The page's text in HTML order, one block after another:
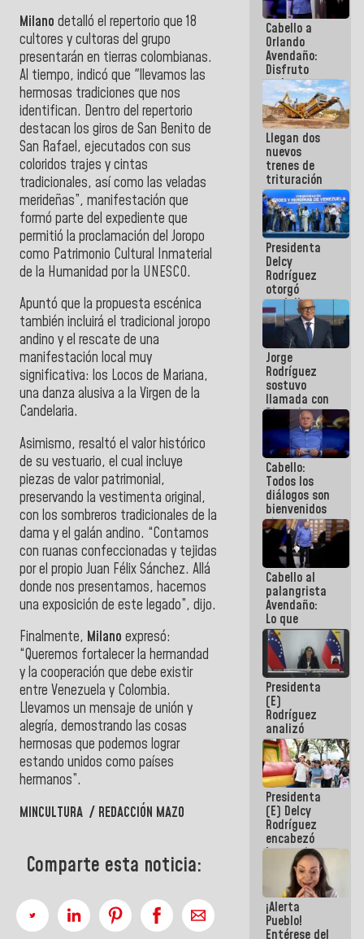
Milano detalló el repertorio que 18
cultores y cultoras del grupo
presentarán en tierras colombianas.
Al tiempo, indicó que "llevamos las
hermosas tradiciones que nos
identifican. Dentro del repertorio
destacan los giros de San Benito de
San Rafael, ejecutados con sus
coloridos trajes y cintas
tradicionales, así como las veladas
merideñas”, manifestación que
formó parte del expediente que
permitió la proclamación del Joropo
como Patrimonio Cultural Inmaterial
de la Humanidad por la UNESCO.
‎Apuntó que la propuesta escénica
también incluirá el tradicional joropo
andino y el rescate de una
manifestación local muy
significativa: los Locos de Mariana,
una danza alusiva a la Virgen de la
Candelaria.
‎Asimismo, resaltó el valor histórico
de su vestuario, el cual incluye
piezas de valor patrimonial,
preservando la vestimenta original,
con los sombreros tradicionales de la
dama y el galán andino. “Contamos
con ruanas confeccionadas y tejidas
por el propio Juan Félix Sánchez. Allá
donde nos presentamos, hacemos
una exposición de este legado”, dijo.
‎Finalmente, Milano expresó:
“Queremos fortalecer la hermandad
y la cooperación que debe existir
entre Venezuela y Colombia.
Llevamos un mensaje de unión y
alegría, demostrando las cosas
hermosas que podemos lograr
estando unidos como países
hermanos”.
MINCULTURA / REDACCIÓN MAZO
Comparte esta noticia:
Cabello a
Orlando
Avendaño:
Disfruto
cada vez
que escribes
porque lo
que haces
es
embarrarla
Llegan dos
nuevos
trenes de
trituración
para
optimizar
manejo de
escombros
en La Guaira
Presidenta
Delcy
Rodríguez
otorgó
medalla
"Héroe de
Venezuela"
a servidores
públicos
Jorge
Rodríguez
sostuvo
llamada con
Dinorah
Figuera y
acuerdan
primer
encuentro
presencial
para el
diálogo
Cabello:
Todos los
diálogos son
bienvenidos
siempre que
estén en el
marco de la
Constitución
de la
República
Cabello al
palangrista
Avendaño:
Lo que
vayas a
escribir
hazlo hoy
por que no
sabemos si
la semana
que viene
hay
programa
Presidenta
(E)
Rodríguez
analizó
junto a
gobernadores
planes de
recuperación
del Sistema
Eléctrico
Nacional
Presidenta
(E) Delcy
Rodríguez
encabezó
lanzamiento
del Plan
Nacional de
Recreación
Vacacional
¡Alerta
Pueblo!
Entérese del